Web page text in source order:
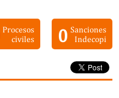
Procesos
civiles
0 Sanciones
Indecopi